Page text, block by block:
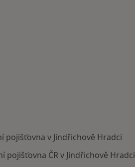
pojišťovna v Jindřichově Hradci
pojišťovna ČR v Jindřichově Hradci